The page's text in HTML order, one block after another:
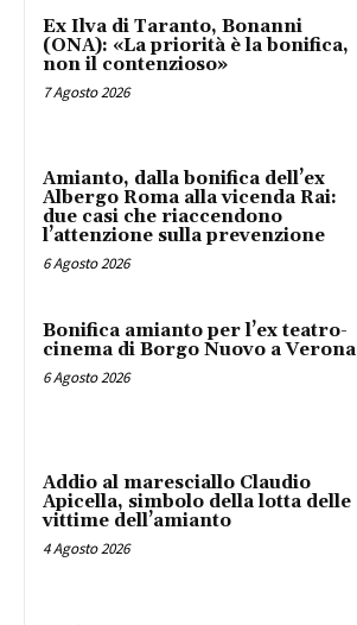
Ex Ilva di Taranto, Bonanni
(ONA): «La priorità è la bonifica,
non il contenzioso»
7 Agosto 2026
Amianto, dalla bonifica dell’ex
Albergo Roma alla vicenda Rai:
due casi che riaccendono
l’attenzione sulla prevenzione
6 Agosto 2026
Bonifica amianto per l’ex teatro-
cinema di Borgo Nuovo a Verona
6 Agosto 2026
Addio al maresciallo Claudio
Apicella, simbolo della lotta delle
vittime dell’amianto
4 Agosto 2026